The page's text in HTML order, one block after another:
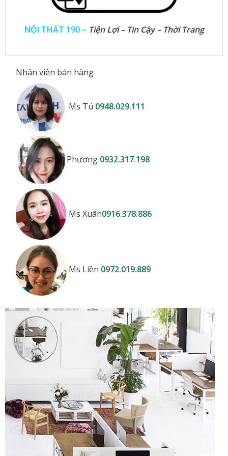
NỘI THẤT 190 – Tiện Lợi – Tin Cậy – Thời Trang
Nhân viên bán hàng
Ms Tú 0948.029.111
Phương 0932.317.198
Ms Xuân0916.378.886
Ms Liên 0972.019.889